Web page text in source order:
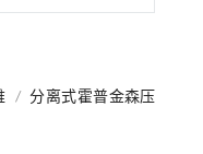
/ 分离式霍普金森压